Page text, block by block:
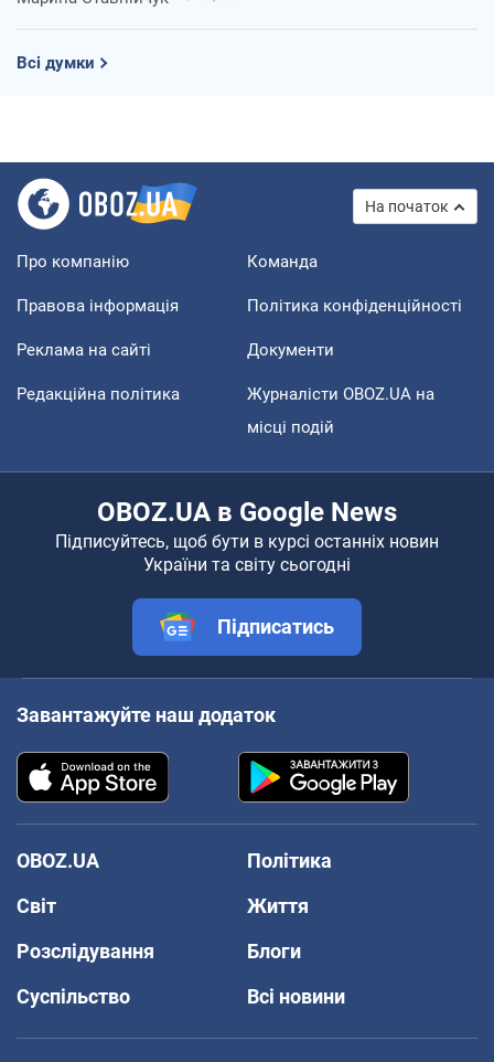
Всі думки
На початок
Про компанію Команда
Правова інформація Політика конфіденційності
Реклама на сайті Документи
Редакційна політика
Журналісти OBOZ.UA на
місці подій
OBOZ.UA в Google News
Підписуйтесь, щоб бути в курсі останніх новин
України та світу сьогодні
Підписатись
Завантажуйте наш додаток
OBOZ.UA
Політика
Світ
Життя
Розслідування
Блоги
Суспільство
Всі новини